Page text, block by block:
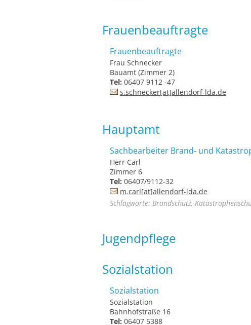
Frauenbeauftragte
Frauenbeauftragte
Frau Schnecker
Bauamt (Zimmer 2)
Tel: 06407 9112 -47
s.schnecker[at]allendorf-lda.de
Hauptamt
Sachbearbeiter Brand- und
Herr Carl
Zimmer 6
Tel: 06407/9112-32
m.carl[at]allendorf-lda.de
Schlagworte: Brandschutz,
Jugendpflege
Sozialstation
Sozialstation
Sozialstation
Bahnhofstraße 16
Tel: 06407 5388